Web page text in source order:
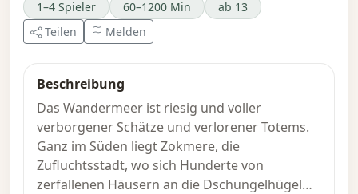
1–4 Spieler
60–1200 Min
ab 13
Teilen
Melden
Beschreibung
Das Wandermeer ist riesig und voller
verborgener Schätze und verlorener Totems.
Ganz im Süden liegt Zokmere, die
Zufluchtsstadt, wo sich Hunderte von
zerfallenen Häusern an die Dschungelhügel